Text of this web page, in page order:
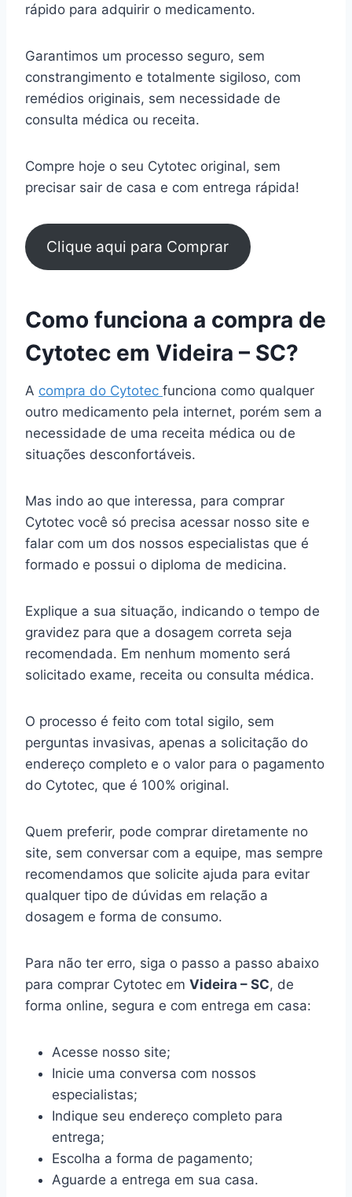
rápido para adquirir o medicamento.
Garantimos um processo seguro, sem
constrangimento e totalmente sigiloso, com
remédios originais, sem necessidade de
consulta médica ou receita.
Compre hoje o seu Cytotec original, sem
precisar sair de casa e com entrega rápida!
Clique aqui para Comprar
Como funciona a compra de
Cytotec em Videira – SC?
A compra do Cytotec funciona como qualquer
outro medicamento pela internet, porém sem a
necessidade de uma receita médica ou de
situações desconfortáveis.
Mas indo ao que interessa, para comprar
Cytotec você só precisa acessar nosso site e
falar com um dos nossos especialistas que é
formado e possui o diploma de medicina.
Explique a sua situação, indicando o tempo de
gravidez para que a dosagem correta seja
recomendada. Em nenhum momento será
solicitado exame, receita ou consulta médica.
O processo é feito com total sigilo, sem
perguntas invasivas, apenas a solicitação do
endereço completo e o valor para o pagamento
do Cytotec, que é 100% original.
Quem preferir, pode comprar diretamente no
site, sem conversar com a equipe, mas sempre
recomendamos que solicite ajuda para evitar
qualquer tipo de dúvidas em relação a
dosagem e forma de consumo.
Para não ter erro, siga o passo a passo abaixo
para comprar Cytotec em Videira – SC, de
forma online, segura e com entrega em casa:
Acesse nosso site;
Inicie uma conversa com nossos
especialistas;
Indique seu endereço completo para
entrega;
Escolha a forma de pagamento;
Aguarde a entrega em sua casa.